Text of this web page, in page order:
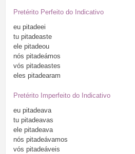
Pretérito Perfeito do Indicativo
eu pitadeei
tu pitadeaste
ele pitadeou
nós pitadeámos
vós pitadeastes
eles pitadearam
Pretérito Imperfeito do Indicativo
eu pitadeava
tu pitadeavas
ele pitadeava
nós pitadeávamos
vós pitadeáveis